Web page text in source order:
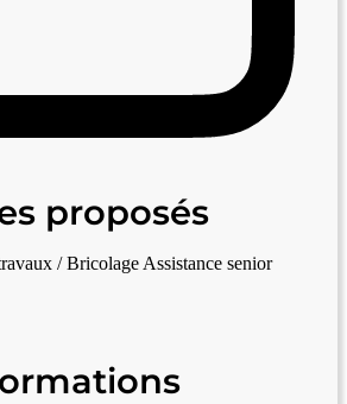
proposés
/ BricolageAssistance senior